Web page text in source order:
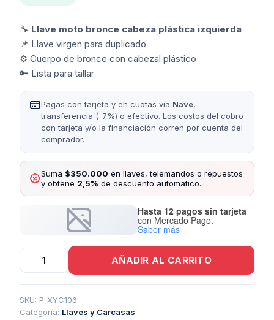
🔧 Llave moto bronce cabeza plástica izquierda
📌 Llave virgen para duplicado
⚙️ Cuerpo de bronce con cabezal plástico
🔑 Lista para tallar
Pagas con tarjeta y en cuotas vía Nave,
transferencia (-7%) o efectivo. Los costos del cobro
con tarjeta y/o la financiación corren por cuenta del
comprador.
Suma $350.000 en llaves, telemandos o repuestos
y obtene 2,5% de descuento automatico.
Hasta 12 pagos sin tarjeta
con Mercado Pago.
Saber más
Llave
De
Bronce
Cabeza
Plastica
AÑADIR AL CARRITO
SKU: P-XYC106
Categoría: Llaves y Carcasas